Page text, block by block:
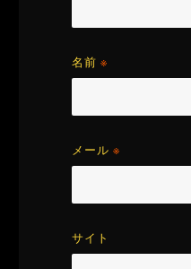
名前※
メール※
サイト